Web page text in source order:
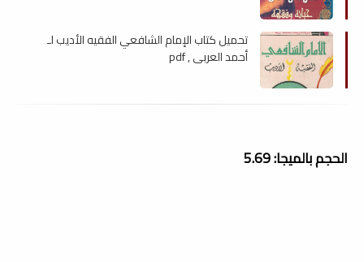
تحميل كتاب الإمام الشافعي الفقيه الأديب لـ
أحمد العربي , pdf
الحجم بالميجا: 5.69